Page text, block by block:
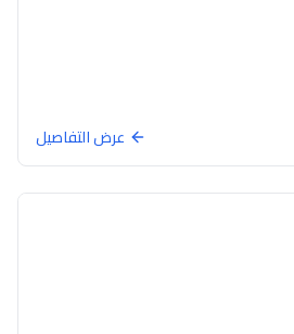
عرض التفاصيل